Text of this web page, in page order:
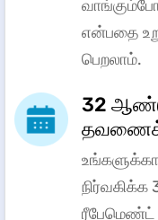
என்பதை
பெறலாம்.
32